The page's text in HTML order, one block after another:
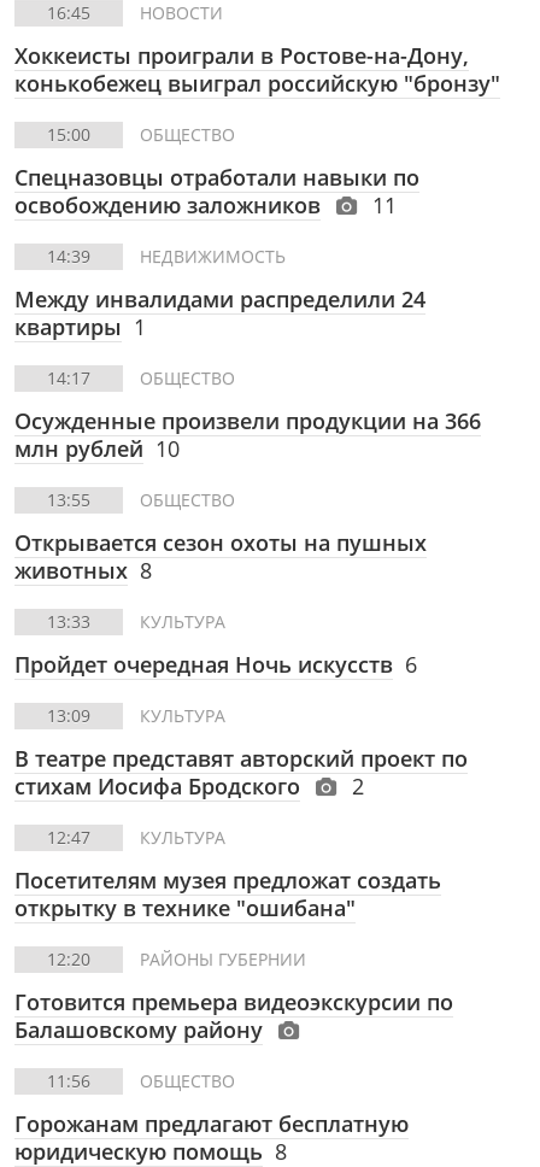
16:45 НОВОСТИ
Хоккеисты проиграли в Ростове-на-Дону,
конькобежец выиграл российскую "бронзу"
15:00 ОБЩЕСТВО
Спецназовцы отработали навыки по
освобождению заложников
11
14:39 НЕДВИЖИМОСТЬ
Между инвалидами распределили 24
квартиры 1
14:17 ОБЩЕСТВО
Осужденные произвели продукции на 366
млн рублей 10
13:55 ОБЩЕСТВО
Открывается сезон охоты на пушных
животных 8
13:33 КУЛЬТУРА
Пройдет очередная Ночь искусств 6
13:09 КУЛЬТУРА
В театре представят авторский проект по
стихам Иосифа Бродского
2
12:47 КУЛЬТУРА
Посетителям музея предложат создать
открытку в технике "ошибана"
12:20 РАЙОНЫ ГУБЕРНИИ
Готовится премьера видеоэкскурсии по
Балашовскому району
11:56 ОБЩЕСТВО
Горожанам предлагают бесплатную
юридическую помощь 8